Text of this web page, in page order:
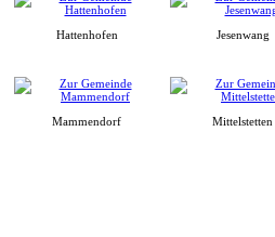
Hattenhofen Jesenwang
Mammendorf Mittelstetten